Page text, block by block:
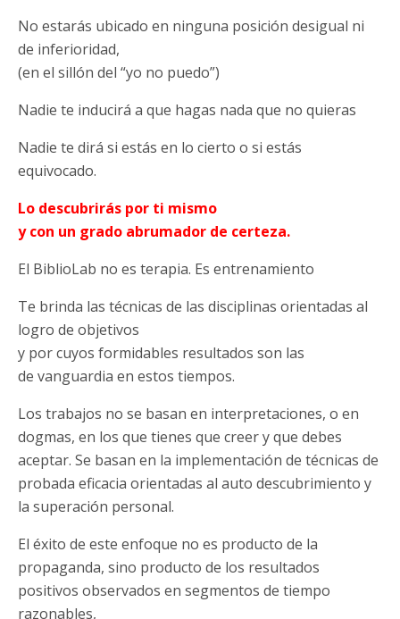
No estarás ubicado en ninguna posición desigual ni
de inferioridad,
(en el sillón del “yo no puedo”)
Nadie te inducirá a que hagas nada que no quieras
Nadie te dirá si estás en lo cierto o si estás
equivocado.
Lo descubrirás por ti mismo
y con un grado abrumador de certeza.
El BiblioLab no es terapia. Es entrenamiento
Te brinda las técnicas de las disciplinas orientadas al
logro de objetivos
y por cuyos formidables resultados son las
de vanguardia en estos tiempos.
Los trabajos no se basan en interpretaciones, o en
dogmas, en los que tienes que creer y que debes
aceptar. Se basan en la implementación de técnicas de
probada eficacia orientadas al auto descubrimiento y
la superación personal.
El éxito de este enfoque no es producto de la
propaganda, sino producto de los resultados
positivos observados en segmentos de tiempo
razonables,